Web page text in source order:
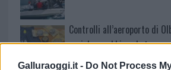
Galluraoggi.it - Do Not Process
Controlli all’aeroporto di
caviale e sabbia rubata